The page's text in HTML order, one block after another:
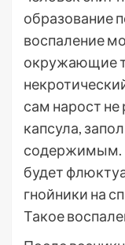
образование
воспаление
окружающие
сам нарост не
капсула,
содержимым.
будет
гнойники на
Такое